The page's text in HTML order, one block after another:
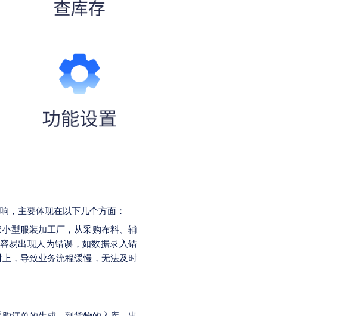
，主要体现在以下几个方面：
型服装加工厂，从采购布料、辅
易出现人为错误，如数据录入错
，导致业务流程缓慢，无法及时